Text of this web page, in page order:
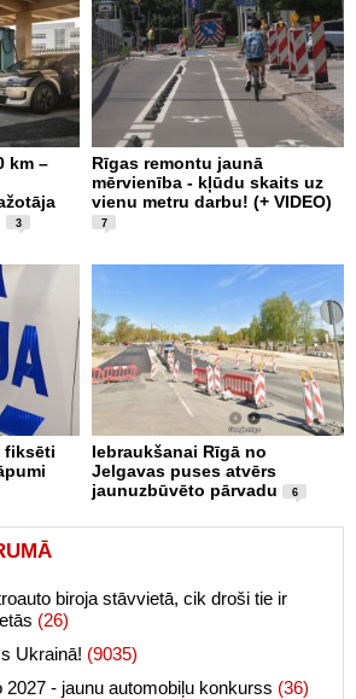
km –
3
Rīgas remontu jaunā
mērvienība - kļūdu skaits uz
vienu metru darbu! (+ VIDEO)
7
fiksēti
Iebraukšanai Rīgā no
Jelgavas puses atvērs
jaunuzbūvēto pārvadu
6
biroja stāvvietā, cik droši tie ir
(26)
Ukrainā! (9035)
2027 - jaunu automobiļu konkurss (36)